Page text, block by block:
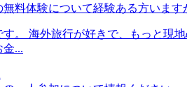
料体験について経験ある方います
。 海外旅行が好きで、もっと現
...